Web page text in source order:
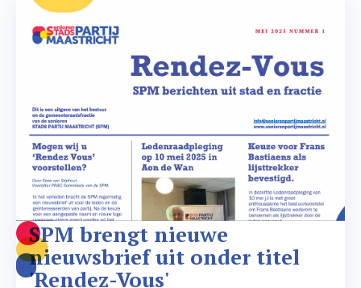
SPM brengt nieuwe
nieuwsbrief uit onder titel
'Rendez-Vous'